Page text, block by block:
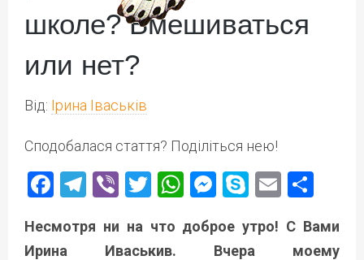
школе? Вмешиваться
или нет?
Від: Ірина Іваськів
Сподобалася стаття? Поділіться нею!
Facebook
Telegram
ViberTwitter
WhatsApp
Messenger
Skype
Email
Несмотря ни на что доброе утро! С Вами
Ирина Иваськив. Вчера моему